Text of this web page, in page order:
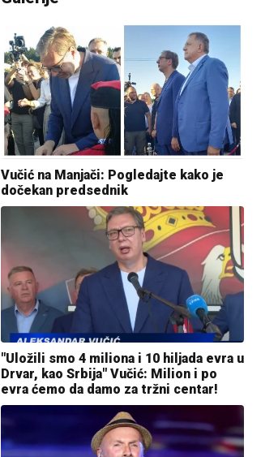
Vučić na Manjači: Pogledajte kako je
dočekan predsednik
"Uložili smo 4 miliona i 10 hiljada evra u
Drvar, kao Srbija" Vučić: Milion i po
evra ćemo da damo za tržni centar!